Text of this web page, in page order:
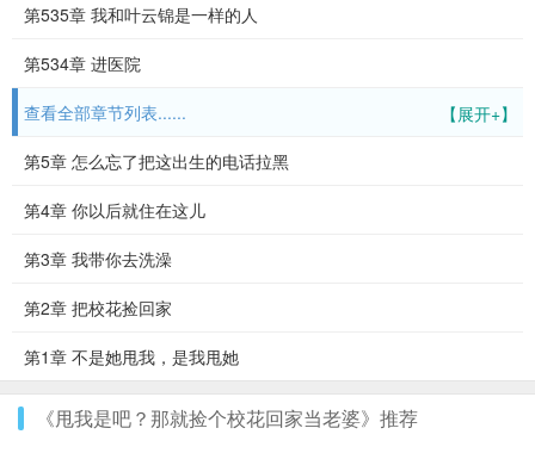
第535章 我和叶云锦是一样的人
第534章 进医院
【展开+】
查看全部章节列表......
第5章 怎么忘了把这出生的电话拉黑
第4章 你以后就住在这儿
第3章 我带你去洗澡
第2章 把校花捡回家
第1章 不是她甩我，是我甩她
《甩我是吧？那就捡个校花回家当老婆》推荐